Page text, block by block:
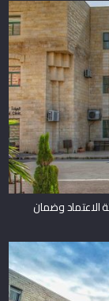
الاعتماد وضمان